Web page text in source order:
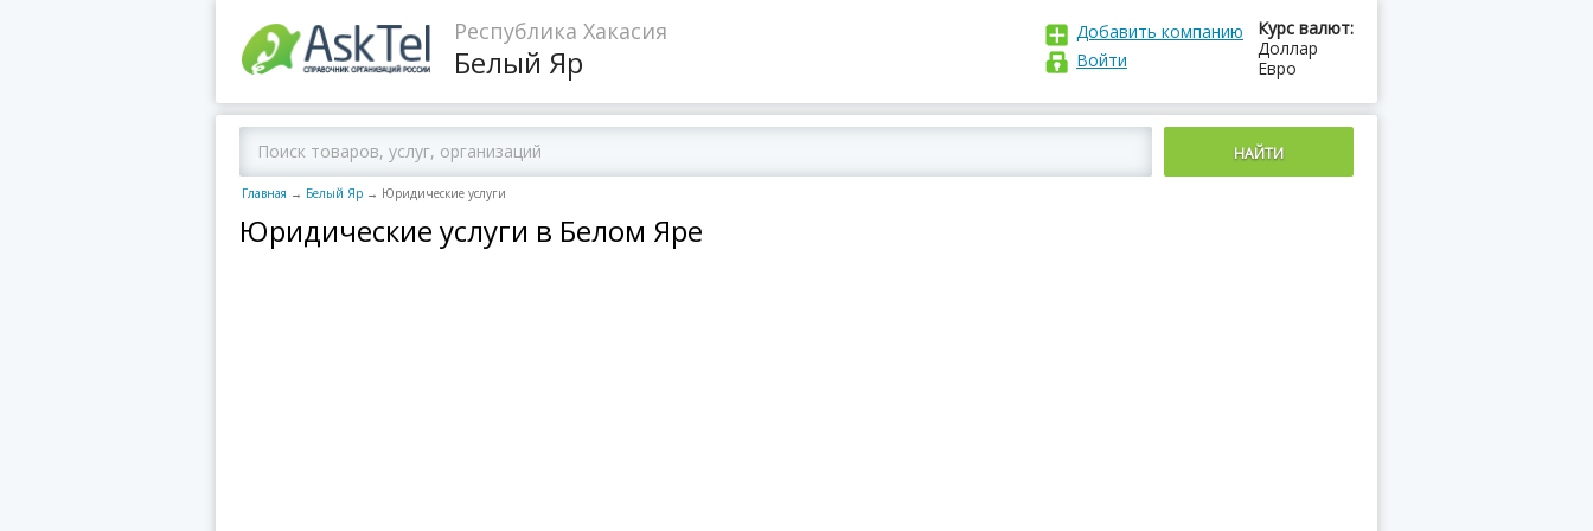
Республика Хакасия
Белый Яр
Курс валют:
Доллар
Евро
Добавить компанию
Войти
Главная → Белый Яр → Юридические услуги
Юридические услуги в Белом Яре